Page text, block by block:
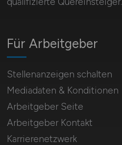
Für Arbeitgeber
Stellenanzeigen schalten
Mediadaten & Konditionen
Arbeitgeber Seite
Arbeitgeber Kontakt
Karrierenetzwerk